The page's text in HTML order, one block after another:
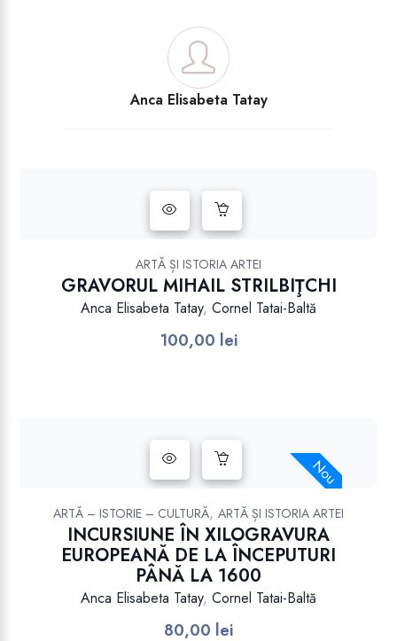
Anca Elisabeta Tatay
ARTĂ ȘI ISTORIA ARTEI
GRAVORUL MIHAIL STRILBIŢCHI
Anca Elisabeta Tatay, Cornel Tatai-Baltă
100,00 lei
Nou
ARTĂ – ISTORIE – CULTURĂ, ARTĂ ȘI ISTORIA ARTEI
INCURSIUNE ÎN XILOGRAVURA
EUROPEANĂ DE LA ÎNCEPUTURI
PÂNĂ LA 1600
Anca Elisabeta Tatay, Cornel Tatai-Baltă
80,00 lei